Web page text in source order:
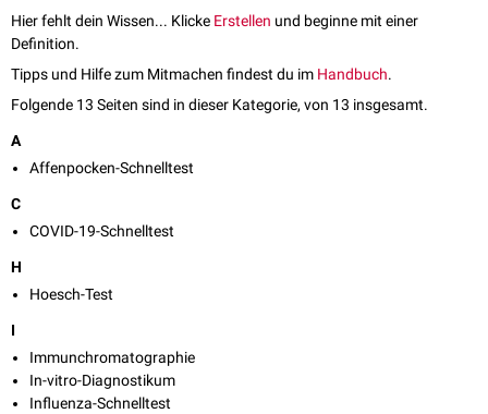
Hier fehlt dein Wissen... Klicke Erstellen und beginne mit einer
Definition.
Tipps und Hilfe zum Mitmachen findest du im Handbuch.
Folgende 13 Seiten sind in dieser Kategorie, von 13 insgesamt.
A
Affenpocken-Schnelltest
C
COVID-19-Schnelltest
H
Hoesch-Test
I
Immunchromatographie
In-vitro-Diagnostikum
Influenza-Schnelltest